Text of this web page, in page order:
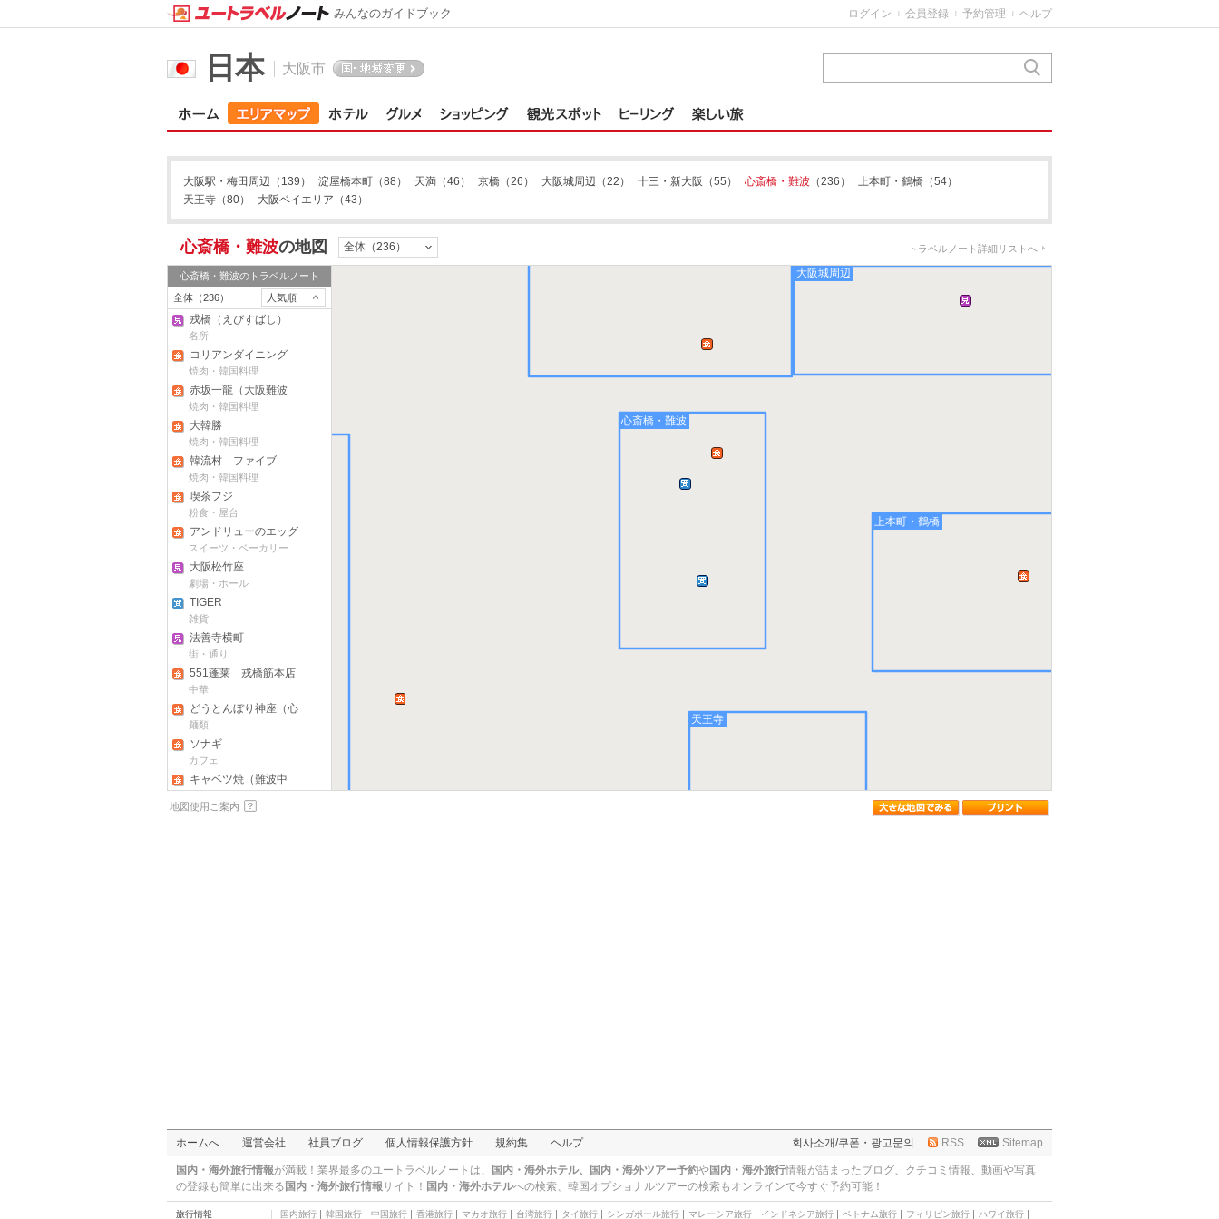
日本 大阪市
大阪駅・梅田周辺 （139） 淀屋橋本町 （88） 天満 （46） 京橋 （26） 大阪城周辺 （22） 十三・新大阪 （55） 心斎橋・難波 （236） 上本町・鶴橋 （54）
天王寺 （80） 大阪ベイエリア （43）
心斎橋・難波の地図 全体（236） トラベルノート詳細リストへ
心斎橋・難波のトラベルノート
全体（236）
人気順
戎橋（えびすばし）
名所
コリアンダイニング
WEAN
焼肉・韓国料理
赤坂一龍（大阪難波
店）
焼肉・韓国料理
大韓勝
焼肉・韓国料理
韓流村 ファイブ
焼肉・韓国料理
喫茶フジ
粉食・屋台
アンドリューのエッグ
タルト（道頓堀本店）
スイーツ・ベーカリー
大阪松竹座
劇場・ホール
TIGER
COPENHAGEN（アメ
リカ村店）
雑貨
法善寺横町
街・通り
551蓬莱 戎橋筋本店
中華
どうとんぼり神座（心
斎橋店）
麺類
ソナギ
カフェ
キャベツ焼（難波中
店）
アクアリウムダイニン
千とせ
ご当地グルメ
元祖串かつ だるま
（なんば本店）
ご当地グルメ
大阪ぼてぢゅう（本
淀屋橋本町
京橋
大阪城周辺
心斎橋・難波
上本町・鶴橋
天王寺
地図使用ご案内
みんなのガイドブック ログイン 会員登録 予約管理 ヘルプ
ホームへ 運営会社 社員ブログ 個人情報保護方針 規約集 ヘルプ 회사소개/쿠폰・광고문의 RSS Sitemap
国内・海外旅行情報が満載！業界最多のユートラベルノートは、 国内・海外ホテル、国内・海外ツアー予約や国内・海外旅行情報が詰まったブログ、クチコミ情報、動画や写真
の登録も簡単に出来る 国内・海外旅行情報サイト！ 国内・海外ホテルへの検索、 韓国オプショナルツアーの検索もオンラインで今すぐ予約可能！
旅行情報 国内旅行 韓国旅行 中国旅行 香港旅行 マカオ旅行 台湾旅行 タイ旅行 シンガポール旅行 マレーシア旅行 インドネシア旅行 ベトナム旅行 フィリピン旅行 ハワイ旅行